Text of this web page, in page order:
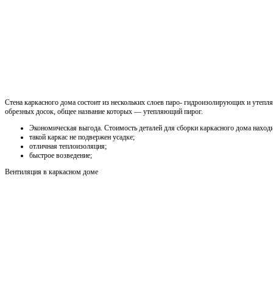
Стена каркасного дома состоит из нескольких слоев паро- гидроизолирующих и
обрезных досок, общее название которых — утепляющий пирог.
Экономическая выгода. Стоимость деталей для сборки каркасного дома
такой каркас не подвержен усадке;
отличная теплоизоляция;
быстрое возведение;
Вентиляция в каркасном доме